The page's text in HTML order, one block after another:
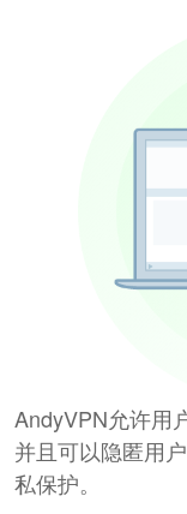
AndyVPN允许用
并且可以隐匿用
私保护。